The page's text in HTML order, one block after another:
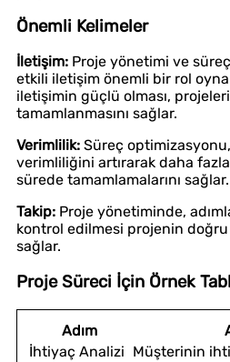
Önemli Kelimeler
İletişim: Proje yönetimi ve
etkili iletişim önemli bir rol
iletişimin güçlü olması,
tamamlanmasını sağlar.
Verimlilik: Süreç
verimliliğini artırarak daha
sürede tamamlamalarını sağlar.
Takip: Proje yönetiminde,
kontrol edilmesi projenin
sağlar.
Proje Süreci İçin Örnek
Adım
İhtiyaç Analizi Müşterinin